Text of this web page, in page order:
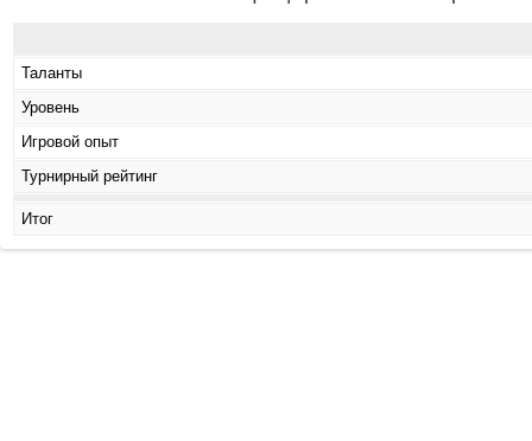
Таланты
Уровень
Игровой опыт
Турнирный рейтинг
Итог